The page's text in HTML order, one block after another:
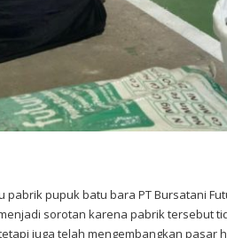
pabrik pupuk batu bara PT Bursatani
sorotan karena pabrik tersebut
juga telah mengembangkan pasar